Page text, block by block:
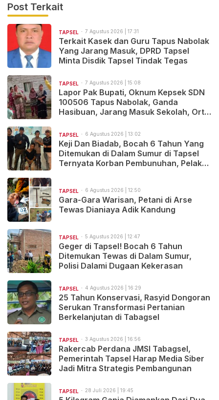
Post Terkait
TAPSEL 7 Agustus 2026 | 17:31
Terkait Kasek dan Guru Tapus Nabolak
Yang Jarang Masuk, DPRD Tapsel
Minta Disdik Tapsel Tindak Tegas
TAPSEL 7 Agustus 2026 | 15:08
Lapor Pak Bupati, Oknum Kepsek SDN
100506 Tapus Nabolak, Ganda
Hasibuan, Jarang Masuk Sekolah, Ortu
TAPSEL 6 Agustus 2026 | 13:02
Keji Dan Biadab, Bocah 6 Tahun Yang
Ditemukan di Dalam Sumur di Tapsel
Ternyata Korban Pembunuhan, Pelaku
TAPSEL 6 Agustus 2026 | 12:50
Gara-Gara Warisan, Petani di Arse
Tewas Dianiaya Adik Kandung
TAPSEL 5 Agustus 2026 | 12:47
Geger di Tapsel! Bocah 6 Tahun
Ditemukan Tewas di Dalam Sumur,
Polisi Dalami Dugaan Kekerasan
TAPSEL 4 Agustus 2026 | 16:29
25 Tahun Konservasi, Rasyid Dongoran
Serukan Transformasi Pertanian
Berkelanjutan di Tabagsel
TAPSEL 3 Agustus 2026 | 16:56
Rakercab Perdana JMSI Tabagsel,
Pemerintah Tapsel Harap Media Siber
Jadi Mitra Strategis Pembangunan
TAPSEL 28 Juli 2026 | 19:45